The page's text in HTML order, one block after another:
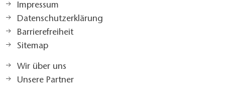
Impressum
Datenschutzerklärung
Barrierefreiheit
Sitemap
Wir über uns
Unsere Partner